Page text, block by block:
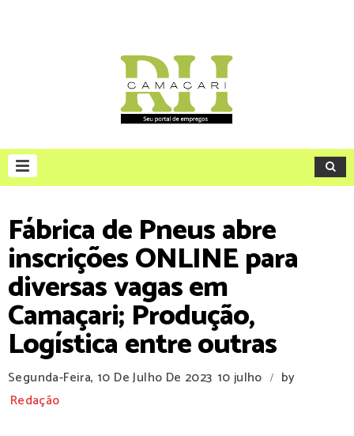
Fábrica de Pneus abre
inscrições ONLINE para
diversas vagas em
Camaçari; Produção,
Logística entre outras
Segunda-Feira, 10 De Julho De 2023 10 julho /
by
Redação